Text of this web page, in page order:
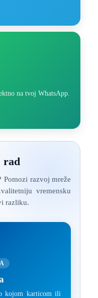
na tvoj WhatsApp.
rad
Pomozi razvoj mreže
vremensku
razliku.
kojom karticom ili